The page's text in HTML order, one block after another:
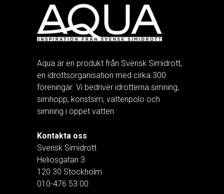
Aqua är en produkt från Svensk Simidrott,
en idrottsorganisation med cirka 300
föreningar. Vi bedriver idrotterna simning,
simhopp, konstsim, vattenpolo och
simning i öppet vatten.
Kontakta oss
Svensk Simidrott
Heliosgatan 3
120 30 Stockholm
010-476 53 00